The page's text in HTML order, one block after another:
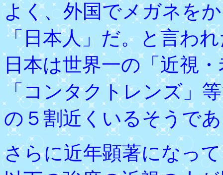
よく、外国でメガネを
「日本人」だ。と言わ
日本は世界一の「近視
「コンタクトレンズ」
の５割近くいるそうで
さらに近年顕著になっ